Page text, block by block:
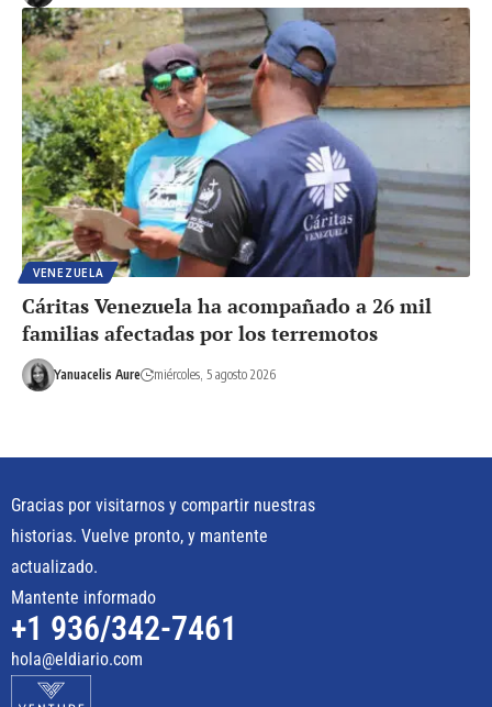
VENEZUELA
Cáritas Venezuela ha acompañado a 26 mil
familias afectadas por los terremotos
Yanuacelis Aure miércoles, 5 agosto 2026
Gracias por visitarnos y compartir nuestras
historias. Vuelve pronto, y mantente
actualizado.
Mantente informado
+1 936/342-7461
hola@eldiario.com